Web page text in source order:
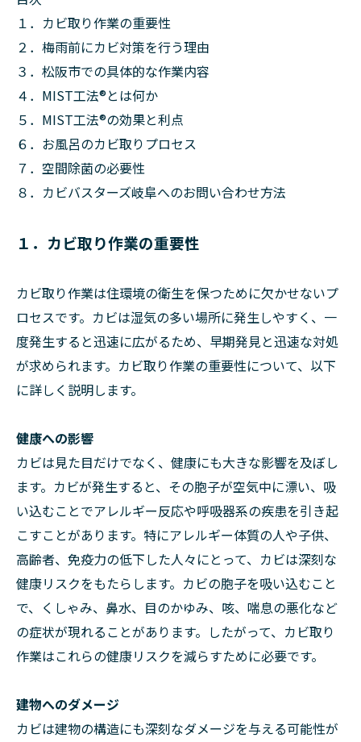
１．カビ取り作業の重要性
２．梅雨前にカビ対策を行う理由
３．松阪市での具体的な作業内容
４．MIST工法®とは何か
５．MIST工法®の効果と利点
６．お風呂のカビ取りプロセス
７．空間除菌の必要性
８．カビバスターズ岐阜へのお問い合わせ方法
１．カビ取り作業の重要性
カビ取り作業は住環境の衛生を保つために欠かせないプ
ロセスです。カビは湿気の多い場所に発生しやすく、一
度発生すると迅速に広がるため、早期発見と迅速な対処
が求められます。カビ取り作業の重要性について、以下
に詳しく説明します。
健康への影響
カビは見た目だけでなく、健康にも大きな影響を及ぼし
ます。カビが発生すると、その胞子が空気中に漂い、吸
い込むことでアレルギー反応や呼吸器系の疾患を引き起
こすことがあります。特にアレルギー体質の人や子供、
高齢者、免疫力の低下した人々にとって、カビは深刻な
健康リスクをもたらします。カビの胞子を吸い込むこと
で、くしゃみ、鼻水、目のかゆみ、咳、喘息の悪化など
の症状が現れることがあります。したがって、カビ取り
作業はこれらの健康リスクを減らすために必要です。
建物へのダメージ
カビは建物の構造にも深刻なダメージを与える可能性が